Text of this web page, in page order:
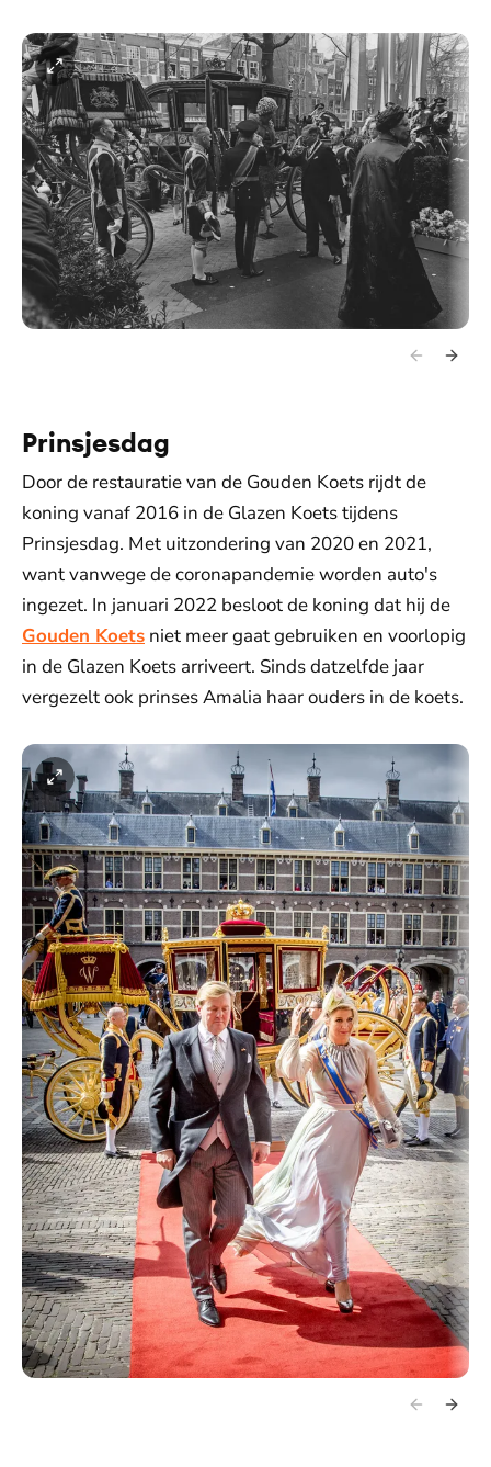
Prinsjesdag
Door de restauratie van de Gouden Koets rijdt de
koning vanaf 2016 in de Glazen Koets tijdens
Prinsjesdag. Met uitzondering van 2020 en 2021,
want vanwege de coronapandemie worden auto's
ingezet. In januari 2022 besloot de koning dat hij de
Gouden Koets niet meer gaat gebruiken en voorlopig
in de Glazen Koets arriveert. Sinds datzelfde jaar
vergezelt ook prinses Amalia haar ouders in de koets.